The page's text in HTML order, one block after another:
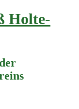
Holte-